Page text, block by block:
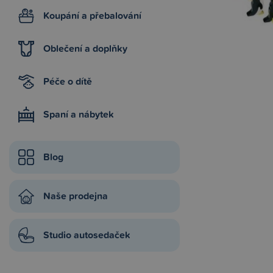
Koupání a přebalování
Oblečení a doplňky
Péče o dítě
Spaní a nábytek
Blog
Naše prodejna
Studio autosedaček